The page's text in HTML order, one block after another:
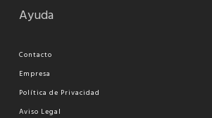
Ayuda
Contacto
Empresa
Política de Privacidad
Aviso Legal